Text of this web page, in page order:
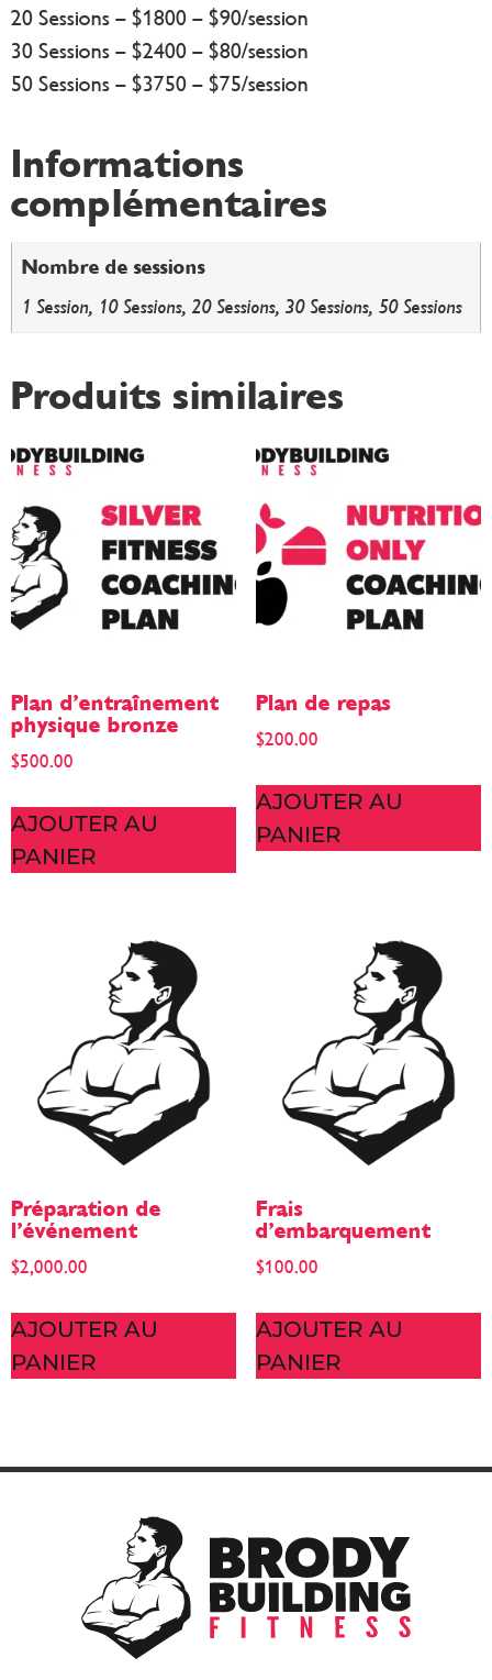
20 Sessions – $1800 – $90/session
30 Sessions – $2400 – $80/session
50 Sessions – $3750 – $75/session
Informations
complémentaires
Nombre de sessions
1 Session, 10 Sessions, 20 Sessions, 30 Sessions, 50 Sessions
Produits similaires
Plan d’entraînement
physique bronze
$500.00
AJOUTER AU
PANIER
Plan de repas
$200.00
AJOUTER AU
PANIER
Préparation de
l’événement
$2,000.00
AJOUTER AU
PANIER
Frais
d’embarquement
$100.00
AJOUTER AU
PANIER